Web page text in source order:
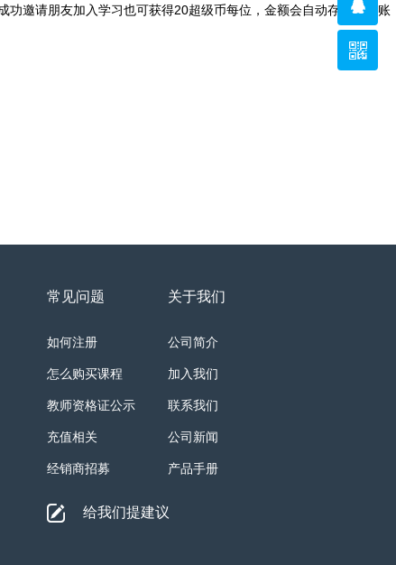
邀请朋友加入学习也可获得20超级币每位，金额会自动存入您的账
常见问题
如何注册
怎么购买课程
教师资格证公示
充值相关
经销商招募
关于我们
公司简介
加入我们
联系我们
公司新闻
产品手册
给我们提建议